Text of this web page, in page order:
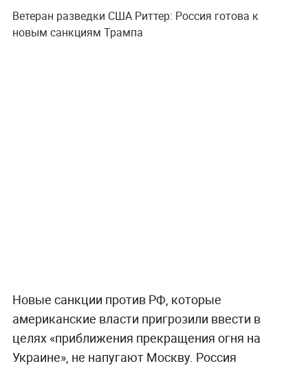
Ветеран разведки США Риттер: Россия готова к
новым санкциям Трампа
Новые санкции против РФ, которые
американские власти пригрозили ввести в
целях «приближения прекращения огня на
Украине», не напугают Москву. Россия